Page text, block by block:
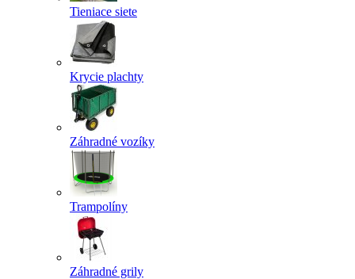
Tieniace siete
Krycie plachty
Záhradné vozíky
Trampolíny
Záhradné grily